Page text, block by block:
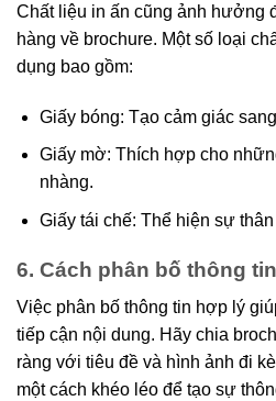
Chất liệu in ấn cũng ảnh hưởng
hàng về brochure. Một số loại
dụng bao gồm:
Giấy bóng: Tạo cảm giác
Giấy mờ: Thích hợp cho
nhàng.
Giấy tái chế: Thể hiện sự
6. Cách phân bố thông
Việc phân bố thông tin hợp lý
tiếp cận nội dung. Hãy chia
ràng với tiêu đề và hình ảnh đi
một cách khéo léo để tạo sự